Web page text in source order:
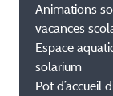
Animations
vacances
Espace
solarium
Pot d’accueil